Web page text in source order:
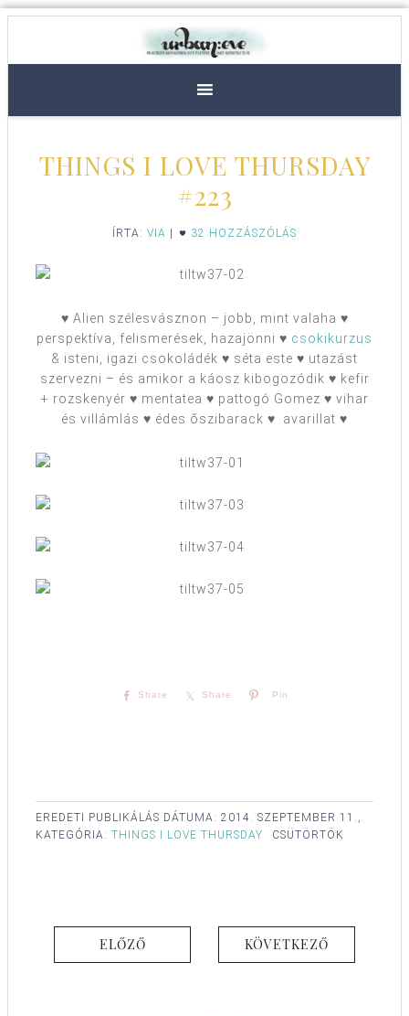
THINGS I LOVE THURSDAY
#223
ÍRTA: VIA 32 HOZZÁSZÓLÁS
♥ Alien szélesvásznon – jobb, mint valaha ♥
perspektíva, felismerések, hazajönni ♥ csokikurzus
& isteni, igazi csokoládék ♥ séta este ♥ utazást
szervezni – és amikor a káosz kibogozódik ♥ kefir
+ rozskenyér ♥ mentatea ♥ pattogó Gomez ♥ vihar
és villámlás ♥ édes őszibarack ♥ avarillat ♥
Share Share Pin
EREDETI PUBLIKÁLÁS DÁTUMA: 2014. SZEPTEMBER 11.,
CSÜTÖRTÖK
KATEGÓRIA: THINGS I LOVE THURSDAY
ELŐZŐ KÖVETKEZŐ